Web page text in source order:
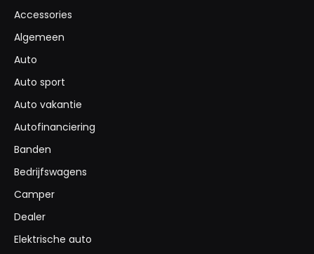
Accessories
Algemeen
Auto
Auto sport
Auto vakantie
Autofinanciering
Banden
Bedrijfswagens
Camper
Dealer
Elektrische auto